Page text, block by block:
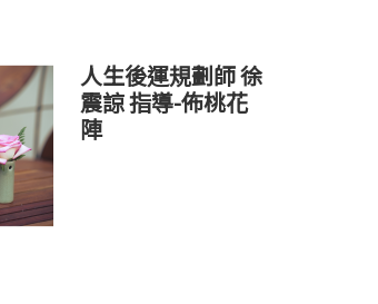
人生後運規劃師 徐
震諒 指導-佈桃花
陣